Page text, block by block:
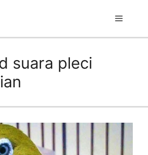
Menu
suara pleci